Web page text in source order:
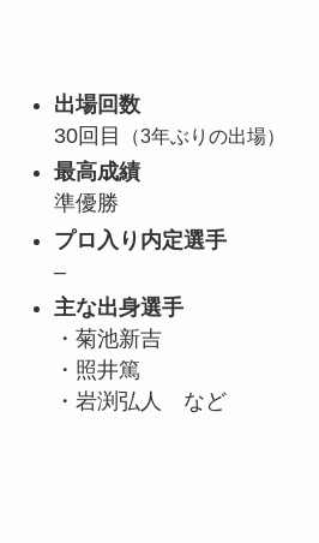
出場回数
30回目
（3年ぶりの出場）
最高成績
準優勝
プロ入り内定選手
–
主な出身選手
・菊池新吉
・照井篤
・岩渕弘人 など